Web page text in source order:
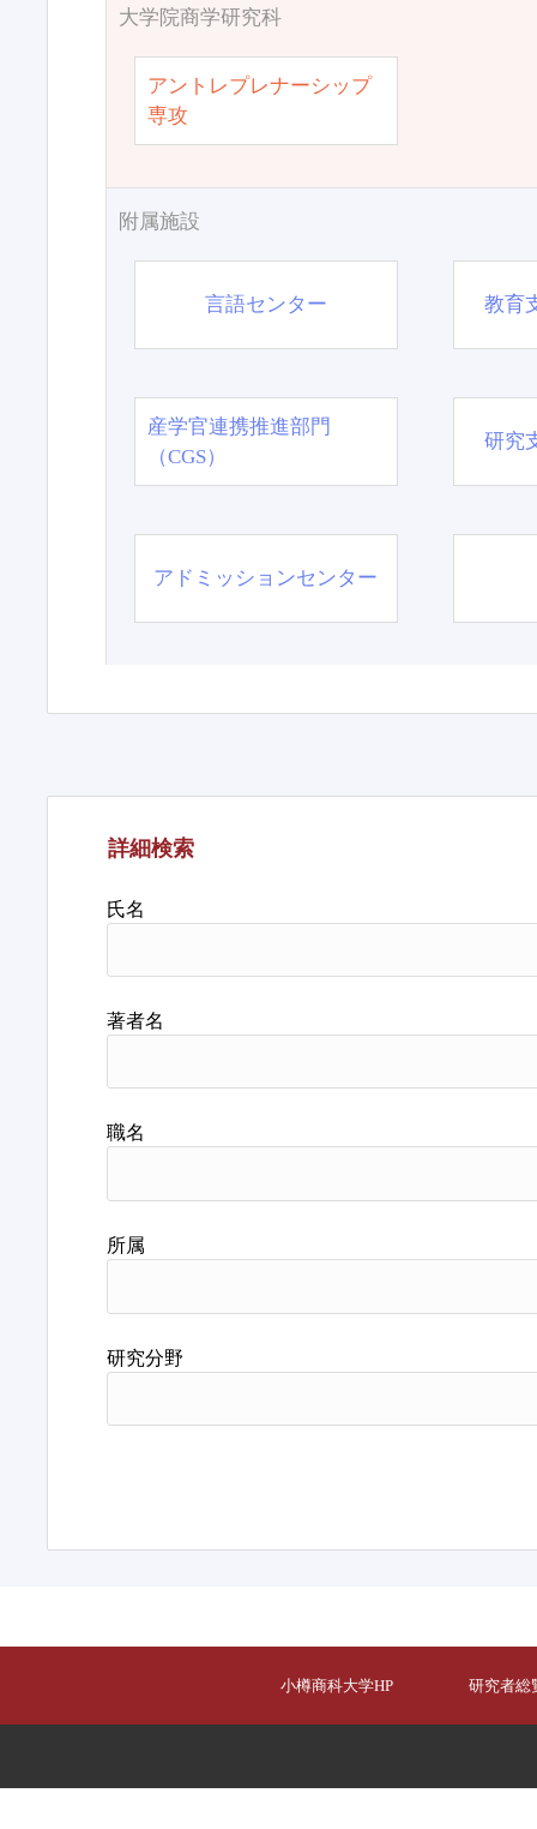
大学院商学研究科
アントレプレナーシップ
専攻
附属施設
言語センター 教育
産学官連携推進部門
（CGS）
研究
アドミッションセンター
詳細検索
氏名
著者名
職名
所属
研究分野
小樽商科大学HP 研究者総